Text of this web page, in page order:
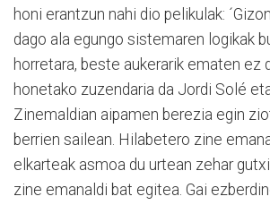
honi erantzun nahi dio pelikulak:
dago ala egungo sistemaren logikak
horretara, beste aukerarik ematen ez
honetako zuzendaria da Jordi Solé
Zinemaldian aipamen berezia egin
berrien sailean. Hilabetero zine
elkarteak asmoa du urtean zehar
zine emanaldi bat egitea. Gai